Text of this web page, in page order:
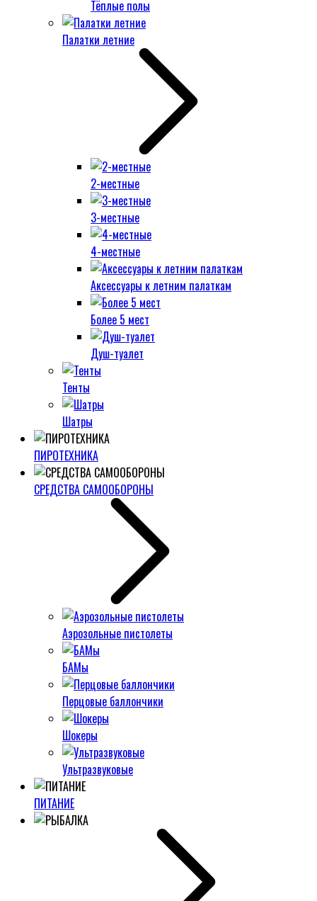
Тёплые полы
Палатки летние
2-местные
3-местные
4-местные
Аксессуары к летним палаткам
Более 5 мест
Душ-туалет
Тенты
Шатры
ПИРОТЕХНИКА
СРЕДСТВА САМООБОРОНЫ
Аэрозольные пистолеты
БАМы
Перцовые баллончики
Шокеры
Ультразвуковые
ПИТАНИЕ